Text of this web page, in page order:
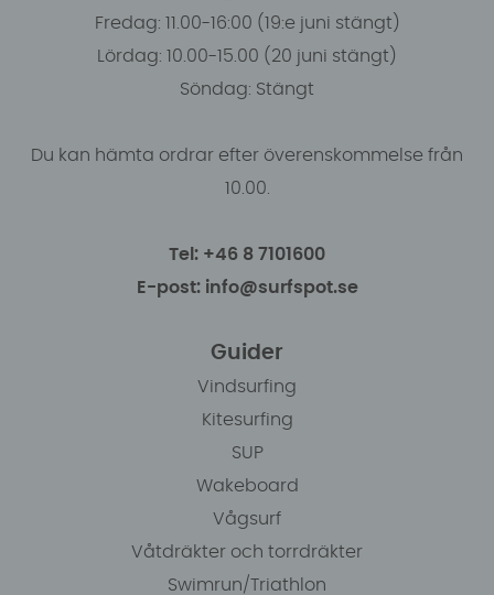
Fredag: 11.00-16:00 (19:e juni stängt)
Lördag: 10.00-15.00 (20 juni stängt)
Söndag: Stängt
Du kan hämta ordrar efter överenskommelse från
10.00.
Tel: +46 8 7101600
E-post: info@surfspot.se
Guider
Vindsurfing
Kitesurfing
SUP
Wakeboard
Vågsurf
Våtdräkter och torrdräkter
Swimrun/Triathlon